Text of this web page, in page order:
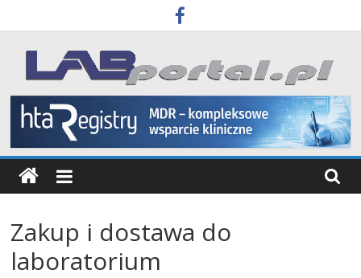
to
content
Labportal
Laboratoria
Aparatura
Badania
Zakup i dostawa do
laboratorium